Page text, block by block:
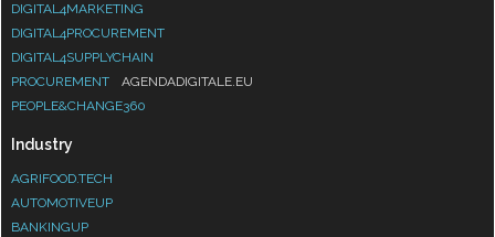
DIGITAL4MARKETING
DIGITAL4PROCUREMENT
DIGITAL4SUPPLYCHAIN
PROCUREMENT
AGENDADIGITALE.EU
PEOPLE&CHANGE360
Industry
AGRIFOOD.TECH
AUTOMOTIVEUP
BANKINGUP